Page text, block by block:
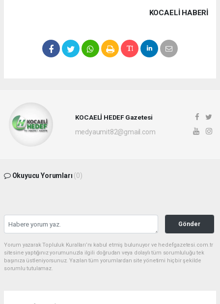
KOCAELI HABERİ
KOCAELİ HEDEF Gazetesi
medyaumit82@gmail.com
Okuyucu Yorumları (0)
Gönder
Yorum yazarak Topluluk Kuralları’nı kabul etmiş bulunuyor ve hedefgazetesi.com.tr
sitesine yaptığınız yorumunuzla ilgili doğrudan veya dolaylı tüm sorumluluğu tek
başınıza üstleniyorsunuz. Yazılan tüm yorumlardan site yönetimi hiçbir şekilde
sorumlu tutulamaz.